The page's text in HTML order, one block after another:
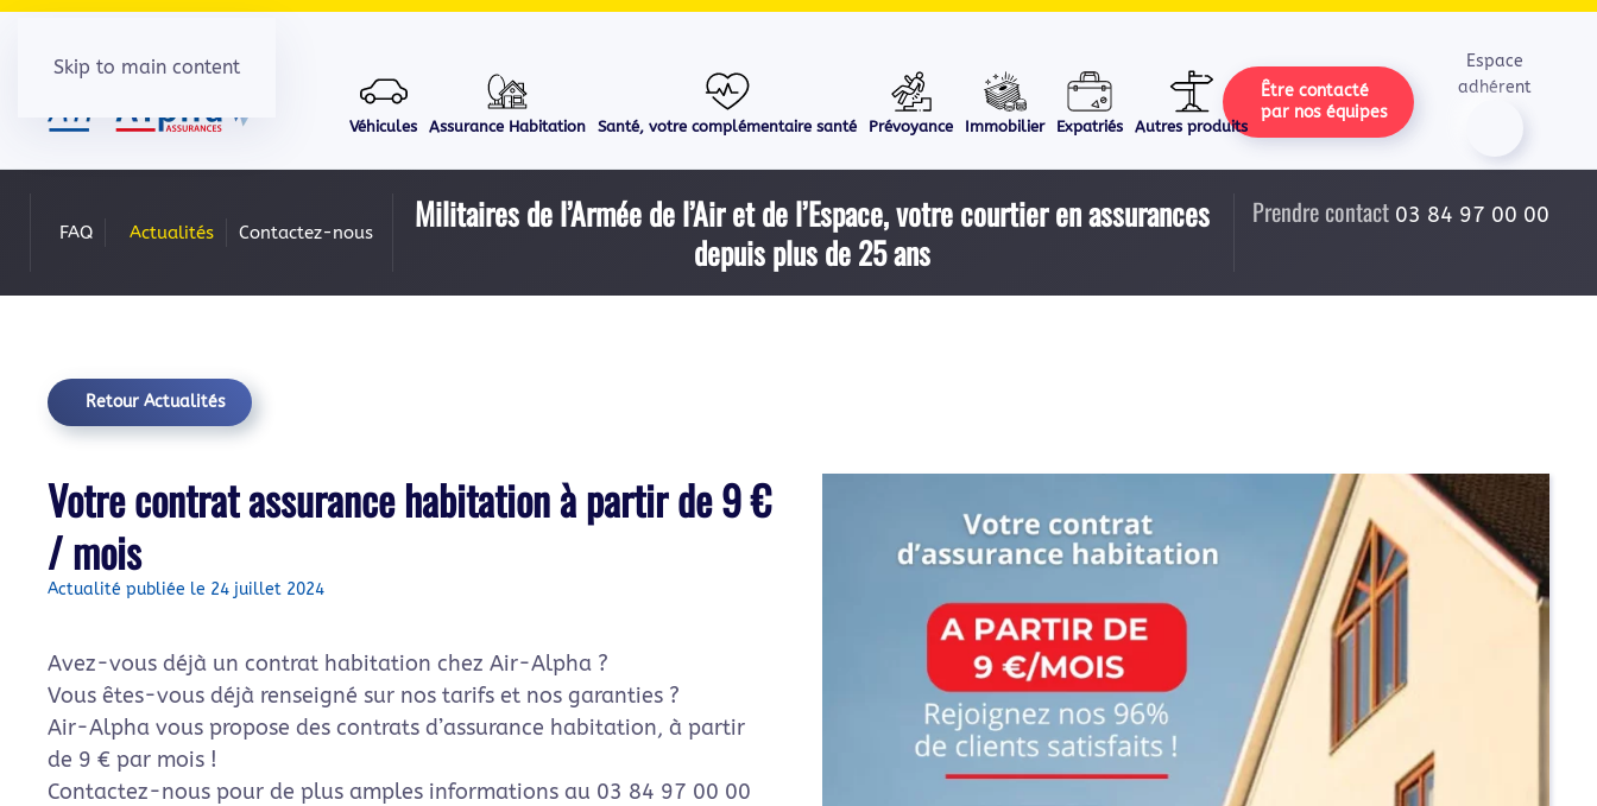
Skip to main content
Véhicules Assurance Habitation Santé, votre complémentaire santé Prévoyance Immobilier Expatriés Autres produits
Être contacté
par nos équipes
Espace
adhérent
FAQ Actualités Contactez-nous
Militaires de l’Armée de l’Air et de l’Espace, votre courtier en assurances
depuis plus de 25 ans
Prendre contact 03 84 97 00 00
Retour Actualités
Votre contrat assurance habitation à partir de 9 €
/ mois
Actualité publiée le 24 juillet 2024
Avez-vous déjà un contrat habitation chez Air-Alpha ?
Vous êtes-vous déjà renseigné sur nos tarifs et nos garanties ?
Air-Alpha vous propose des contrats d’assurance habitation, à partir
de 9 € par mois !
Contactez-nous pour de plus amples informations au 03 84 97 00 00